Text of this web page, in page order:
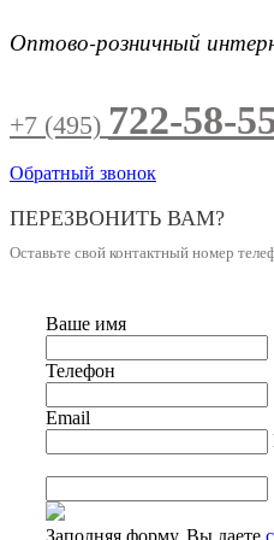
Оптово-розничный
+7 (495) 722-58-
Обратный звонок
ПЕРЕЗВОНИТЬ ВАМ?
Оставьте свой контактный номер
Ваше имя
Телефон
Email
Заполняя форму, Вы даете